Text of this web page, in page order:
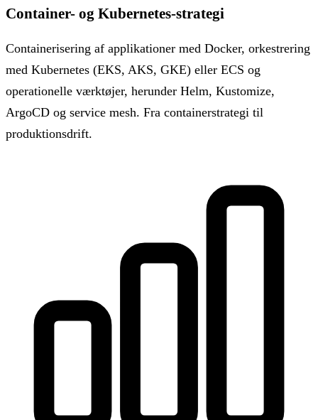
Container- og Kubernetes-strategi
Containerisering af applikationer med Docker, orkestrering
med Kubernetes (EKS, AKS, GKE) eller ECS og
operationelle værktøjer, herunder Helm, Kustomize,
ArgoCD og service mesh. Fra containerstrategi til
produktionsdrift.